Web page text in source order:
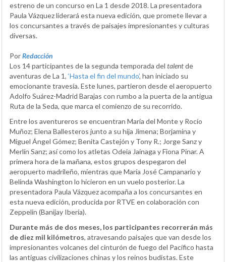
estreno de un concurso en La 1 desde 2018. La presentadora
Paula Vázquez liderará esta nueva edición, que promete llevar a
los concursantes a través de paisajes impresionantes y culturas
diversas.
PorRedacción
Los 14 participantes de la segunda temporada del talentde
aventuras de La 1, ‘Hasta el fin del mundo’, han iniciado su
emocionante travesía. Este lunes, partieron desde el aeropuerto
Adolfo Suárez-Madrid Barajas con rumbo a la puerta de la antigua
Ruta de la Seda, que marca el comienzo de su recorrido.
Entre los aventureros se encuentran María del Monte y Rocío
Muñoz; Elena Ballesteros junto a su hija Jimena; Borjamina y
Miguel Ángel Gómez; Benita Castejón y Tony R.; Jorge Sanz y
Merlín Sanz; así como los atletas Odeia Jainaga y Fiona Pinar. A
primera hora de la mañana, estos grupos despegaron del
aeropuerto madrileño, mientras que María José Campanario y
Belinda Washington lo hicieron en un vuelo posterior. La
presentadora Paula Vázquez acompaña a los concursantes en
esta nueva edición, producida por RTVE en colaboración con
Zeppelin (Banijay Iberia).
Durante más de dos meses, los participantes recorrerán más
de diez mil kilómetros, atravesando paisajes que van desde los
impresionantes volcanes del cinturón de fuego del Pacífico hasta
las antiguas civilizaciones chinas y los reinos budistas. Este